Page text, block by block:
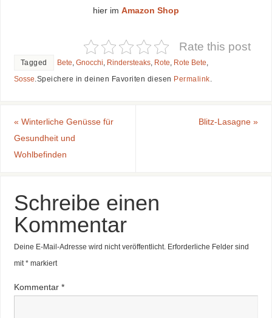
hier im Amazon Shop
Rate this post
Tagged Bete, Gnocchi, Rindersteaks, Rote, Rote Bete,
Sosse.Speichere in deinen Favoriten diesen Permalink.
« Winterliche Genüsse für
Gesundheit und
Wohlbefinden
Blitz-Lasagne»
Schreibe einen
Kommentar
Deine E-Mail-Adresse wird nicht veröffentlicht. Erforderliche Felder sind
mit*markiert
Kommentar *